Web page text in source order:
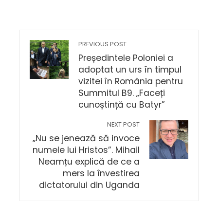
PREVIOUS POST
Președintele Poloniei a
adoptat un urs în timpul
vizitei în România pentru
Summitul B9. „Faceți
cunoștință cu Batyr”
NEXT POST
„Nu se jenează să invoce
numele lui Hristos”. Mihail
Neamțu explică de ce a
mers la învestirea
dictatorului din Uganda